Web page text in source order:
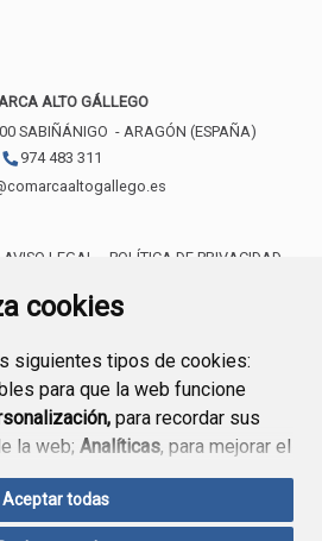
cookies
siguientes tipos de cookies:
para que la web funcione
para recordar sus
la web; Analíticas, para mejorar el
y sus servicios.
botón“Aceptar todas”
Aceptar todas
ALTO GÁLLEGO
SABIÑÁNIGO - ARAGÓN (ESPAÑA)
974 483 311
AVISO LEGAL
POLÍTICA DE PRIVACIDAD